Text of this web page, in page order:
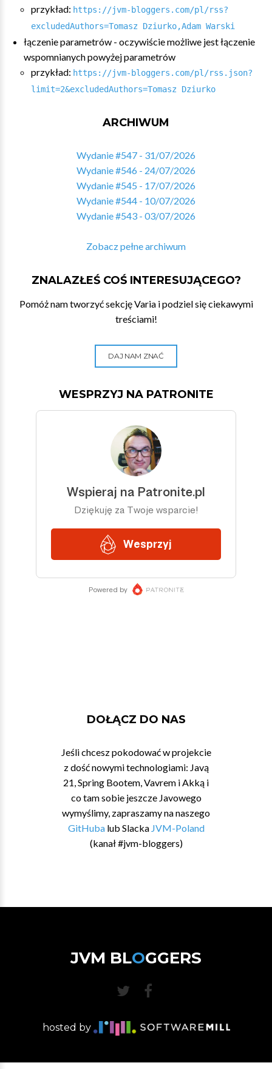
przykład: https://jvm-bloggers.com/pl/rss?
excludedAuthors=Tomasz Dziurko,Adam Warski
łączenie parametrów - oczywiście możliwe jest łączenie
wspomnianych powyżej parametrów
przykład: https://jvm-bloggers.com/pl/rss.json?
limit=2&excludedAuthors=Tomasz Dziurko
ARCHIWUM
Wydanie #547 - 31/07/2026
Wydanie #546 - 24/07/2026
Wydanie #545 - 17/07/2026
Wydanie #544 - 10/07/2026
Wydanie #543 - 03/07/2026
Zobacz pełne archiwum
ZNALAZŁEŚ COŚ INTERESUJĄCEGO?
Pomóż nam tworzyć sekcję Varia i podziel się ciekawymi
treściami!
DAJ NAM ZNAĆ
WESPRZYJ NA PATRONITE
DOŁĄCZ DO NAS
Jeśli chcesz pokodować w projekcie
z dość nowymi technologiami: Javą
21, Spring Bootem, Vavrem i Akką i
co tam sobie jeszcze Javowego
wymyślimy, zapraszamy na naszego
GitHubalub Slacka JVM-Poland
(kanał #jvm-bloggers)
JVM BLOGGERS
hosted by